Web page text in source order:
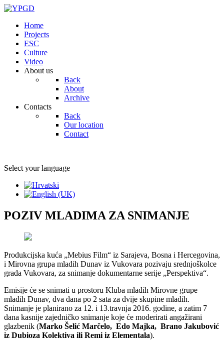
Home
Projects
ESC
Culture
Video
About us
Back
About
Archive
Contacts
Back
Our location
Contact
Select your language
POZIV MLADIMA ZA SNIMANJE
Produkcijska kuća „Mebius Film“ iz Sarajeva, Bosna i Hercegovina,
i Mirovna grupa mladih Dunav iz Vukovara pozivaju srednjoškolce
grada Vukovara, za snimanje dokumentarne serije „Perspektiva“.
Emisije će se snimati u prostoru Kluba mladih Mirovne grupe
mladih Dunav, dva dana po 2 sata za dvije skupine mladih.
Snimanje je planirano za 12. i 13.travnja 2016. godine, a zatim 7
dana kasnije zajedničko snimanje koje će moderirati angažirani
glazbenik (Marko Šelić Marčelo, Edo Majka, Brano Jakubović
iz Dubioza Kolektiva ili Remi iz Elementala).